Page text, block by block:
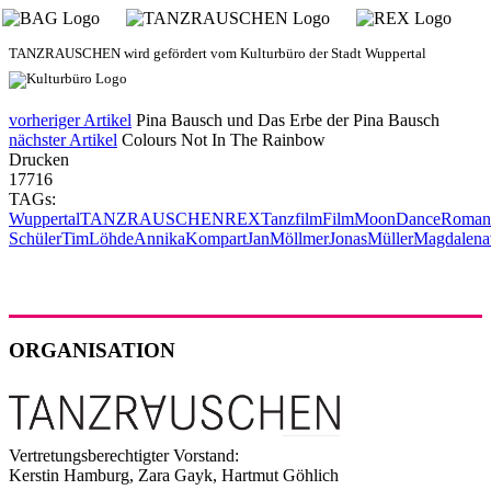
TANZRAUSCHEN wird gefördert vom Kulturbüro der Stadt Wuppertal
vorheriger Artikel Pina Bausch und Das Erbe der Pina Bausch
nächster Artikel Colours Not In The Rainbow
Drucken
17716
TAGs:
WuppertalTANZRAUSCHENREXTanzfilmFilmMoonDance
SchülerTimLöhdeAnnikaKompartJanMöllmerJonasMüller
ORGANISATION
Vertretungsberechtigter Vorstand:
Kerstin Hamburg, Zara Gayk, Hartmut Göhlich